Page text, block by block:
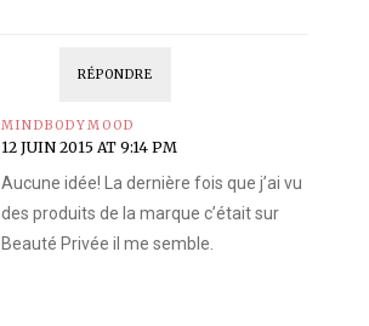
RÉPONDRE
MINDBODYMOOD
12 JUIN 2015 AT 9:14 PM
Aucune idée! La dernière fois que j’ai vu
des produits de la marque c’était sur
Beauté Privée il me semble.